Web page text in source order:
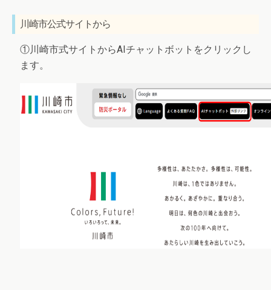
川崎市公式サイトから
①川崎市式サイトからAIチャットボットをクリックし
ます。